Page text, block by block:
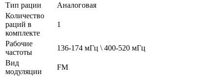
Тип рации
Аналоговая
Количество
раций в
комплекте
1
Рабочие
частоты
136-174 мГц \ 400-520 мГц
Вид
модуляции
FM